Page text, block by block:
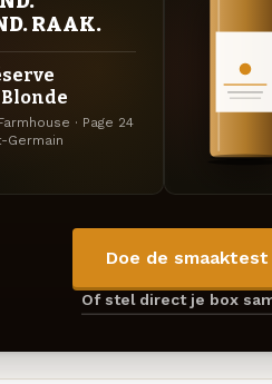
RAAK.
· Page 24
Germain
Doe de
Of stel direct je box